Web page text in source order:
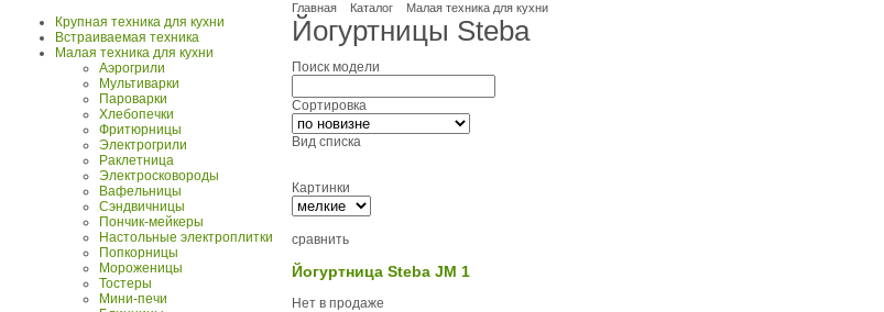
Главная Каталог Малая техника для кухни
Йогуртницы Steba
Поиск модели
Сортировка
Вид списка
Картинки
сравнить
Йогуртница Steba JM 1
Нет в продаже
Крупная техника для кухни
Встраиваемая техника
Малая техника для кухни
Аэрогрили
Мультиварки
Пароварки
Хлебопечки
Фритюрницы
Электрогрили
Раклетница
Электросковороды
Вафельницы
Сэндвичницы
Пончик-мейкеры
Настольные электроплитки
Попкорницы
Мороженицы
Тостеры
Мини-печи